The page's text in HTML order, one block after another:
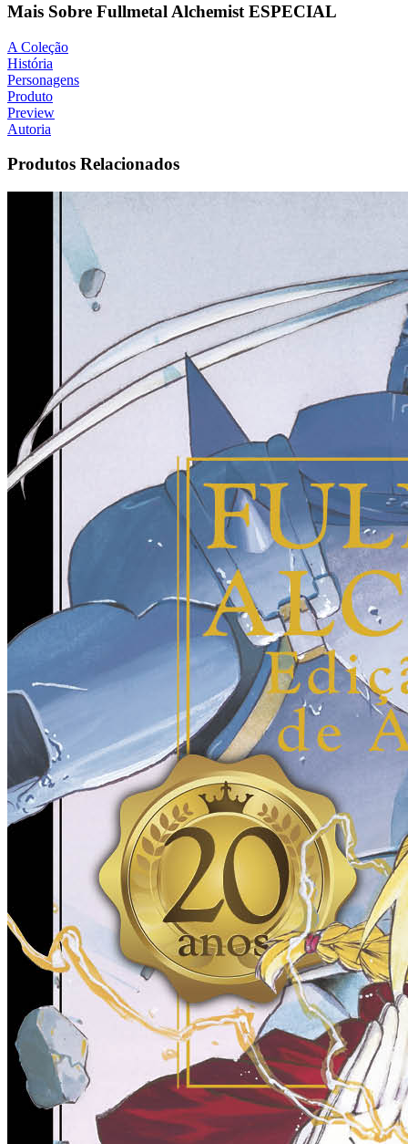
Mais Sobre Fullmetal Alchemist ESPECIAL
A Coleção
História
Personagens
Produto
Preview
Autoria
Produtos Relacionados